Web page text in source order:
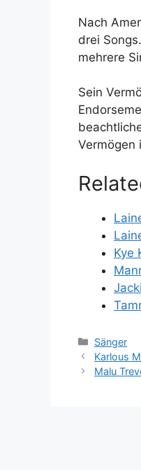
Nach
drei
mehrere
Sein
Vermögen
Kye
Categories
Sänger
Karlous
Malu